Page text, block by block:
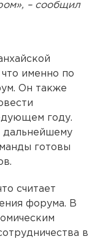
– сообщил
именно по
Он также
году.
дальнейшему
готовы
считает
форума. В
в